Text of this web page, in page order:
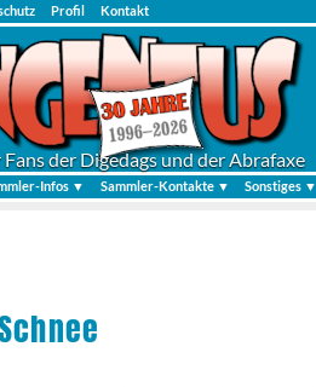
Profil Kontakt
der Digedags und der Abrafaxe
Infos ▼ Sammler-Kontakte ▼ Sonstiges ▼